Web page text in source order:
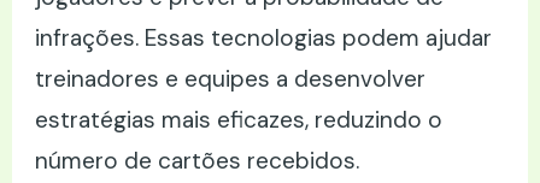
infrações. Essas tecnologias podem ajudar
treinadores e equipes a desenvolver
estratégias mais eficazes, reduzindo o
número de cartões recebidos.